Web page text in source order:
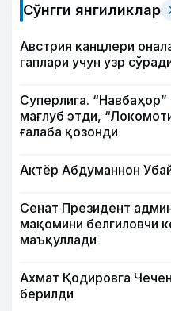
Сўнгги янгиликлар
Австрия канцлери
гаплари учун узр
Суперлига.
мағлуб этди,
ғалаба қозонди
Актёр Абду­маннон
Сенат Президент
мақомини белгиловчи
маъқуллади
Ахмат Қодировга
берилди